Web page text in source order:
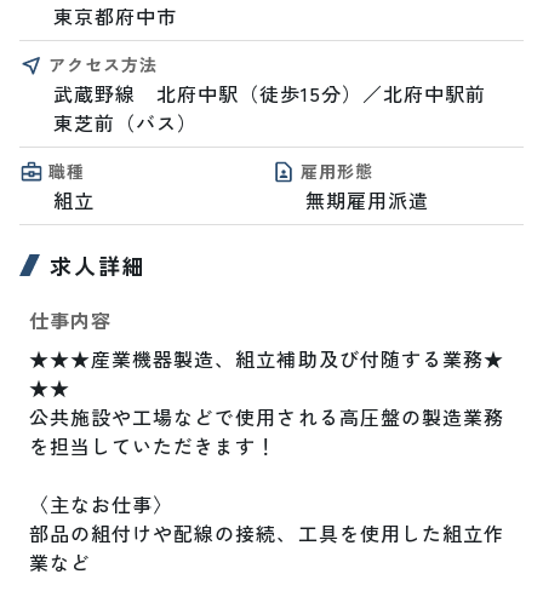
東京都府中市
アクセス方法
武蔵野線　北府中駅（徒歩15分）／北府中駅前
東芝前（バス）
職種
組立
雇用形態
無期雇用派遣
求人詳細
仕事内容
★★★産業機器製造、組立補助及び付随する業務★
★★
公共施設や工場などで使用される高圧盤の製造業務
を担当していただきます！
〈主なお仕事〉
部品の組付けや配線の接続、工具を使用した組立作
業など